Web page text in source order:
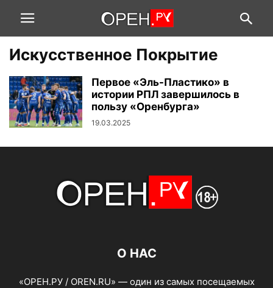
Искусственное Покрытие
Первое «Эль-Пластико» в
истории РПЛ завершилось в
пользу «Оренбурга»
19.03.2025
О НАС
«ОРЕН.РУ / OREN.RU» — один из самых посещаемых